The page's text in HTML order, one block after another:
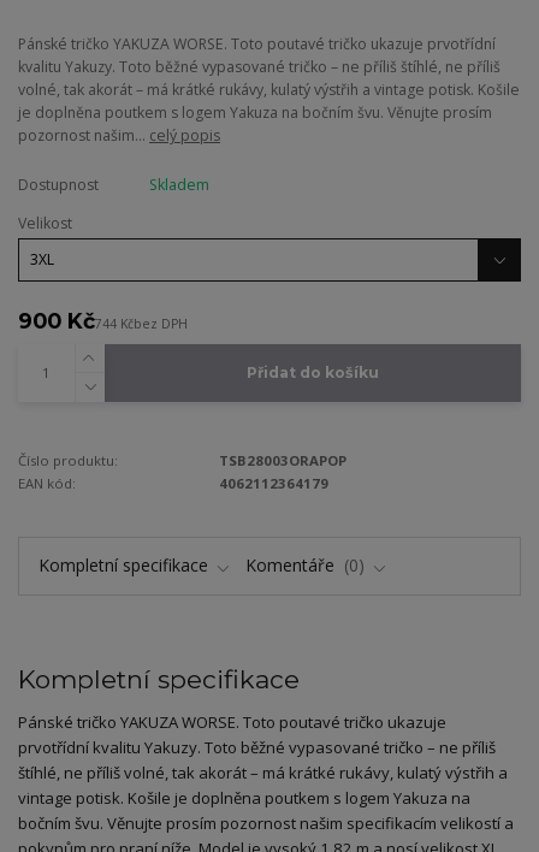
Pánské tričko YAKUZA WORSE. Toto poutavé tričko ukazuje prvotřídní
kvalitu Yakuzy. Toto běžné vypasované tričko – ne příliš štíhlé, ne příliš
volné, tak akorát – má krátké rukávy, kulatý výstřih a vintage potisk. Košile
je doplněna poutkem s logem Yakuza na bočním švu. Věnujte prosím
pozornost našim... celý popis
Dostupnost
Skladem
Velikost
900 Kč744 Kčbez DPH
Přidat do košíku
Číslo produktu:
TSB28003ORAPOP
EAN kód:
4062112364179
Kompletní specifikace Komentáře 0
Kompletní specifikace
Pánské tričko YAKUZA WORSE. Toto poutavé tričko ukazuje
prvotřídní kvalitu Yakuzy. Toto běžné vypasované tričko – ne příliš
štíhlé, ne příliš volné, tak akorát – má krátké rukávy, kulatý výstřih a
vintage potisk. Košile je doplněna poutkem s logem Yakuza na
bočním švu. Věnujte prosím pozornost našim specifikacím velikostí a